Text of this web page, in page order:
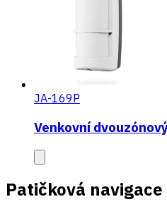
JA-169P
Venkovní
Patičková navigace